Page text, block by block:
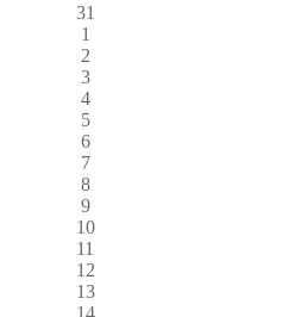
31
1
2
3
4
5
6
7
8
9
10
11
12
13
14